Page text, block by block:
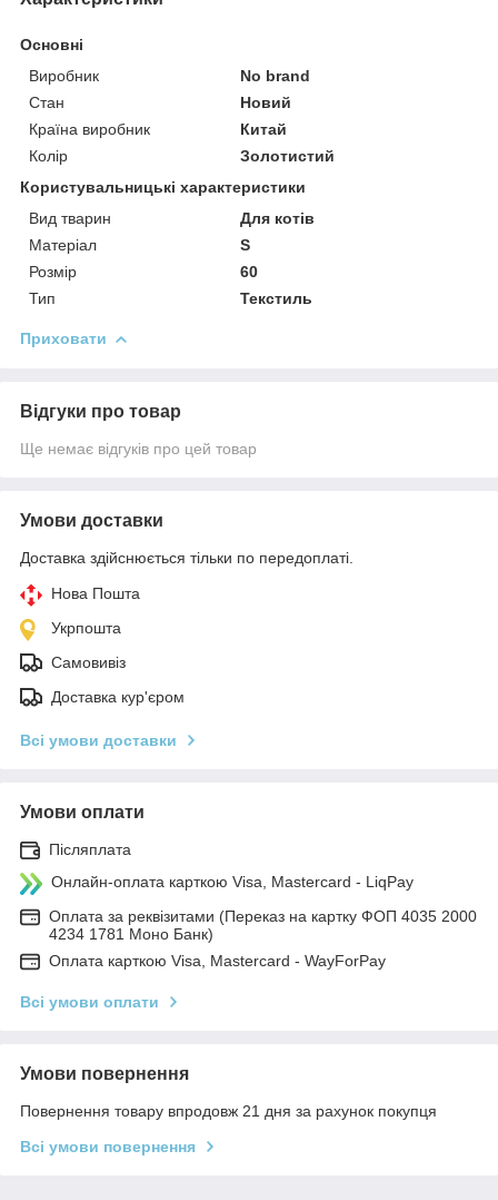
Основні
Виробник
No brand
Стан
Новий
Країна виробник
Китай
Колір
Золотистий
Користувальницькі характеристики
Вид тварин
Для котів
Матеріал
S
Розмір
60
Тип
Текстиль
Приховати
Відгуки про товар
Ще немає відгуків про цей товар
Умови доставки
Доставка здійснюється тільки по передоплаті.
Нова Пошта
Укрпошта
Самовивіз
Доставка кур'єром
Всі умови доставки
Умови оплати
Післяплата
Онлайн-оплата карткою Visa, Mastercard - LiqPay
Оплата за реквізитами (Переказ на картку ФОП 4035 2000
4234 1781 Моно Банк)
Оплата карткою Visa, Mastercard - WayForPay
Всі умови оплати
Умови повернення
Повернення товару впродовж 21 дня за рахунок покупця
Всі умови повернення